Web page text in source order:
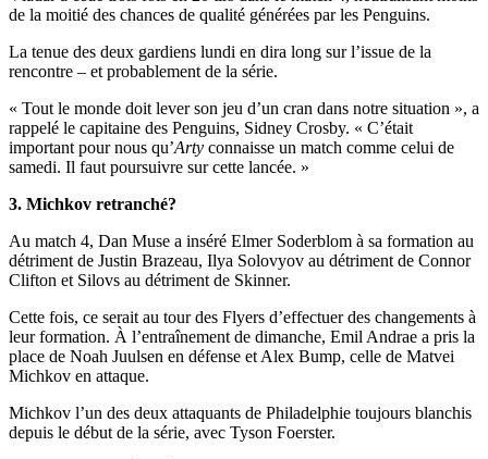
de la moitié des chances de qualité générées par les Penguins.
La tenue des deux gardiens lundi en dira long sur l’issue de la
rencontre – et probablement de la série.
« Tout le monde doit lever son jeu d’un cran dans notre situation », a
rappelé le capitaine des Penguins, Sidney Crosby. « C’était
important pour nous qu’Arty connaisse un match comme celui de
samedi. Il faut poursuivre sur cette lancée. »
3. Michkov retranché?
Au match 4, Dan Muse a inséré Elmer Soderblom à sa formation au
détriment de Justin Brazeau, Ilya Solovyov au détriment de Connor
Clifton et Silovs au détriment de Skinner.
Cette fois, ce serait au tour des Flyers d’effectuer des changements à
leur formation. À l’entraînement de dimanche, Emil Andrae a pris la
place de Noah Juulsen en défense et Alex Bump, celle de Matvei
Michkov en attaque.
Michkov l’un des deux attaquants de Philadelphie toujours blanchis
depuis le début de la série, avec Tyson Foerster.